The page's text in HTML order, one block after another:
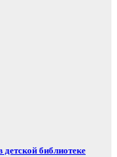
библиотеке